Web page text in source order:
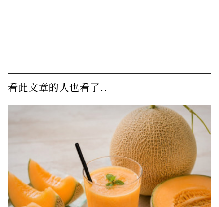
看此文章的人也看了..